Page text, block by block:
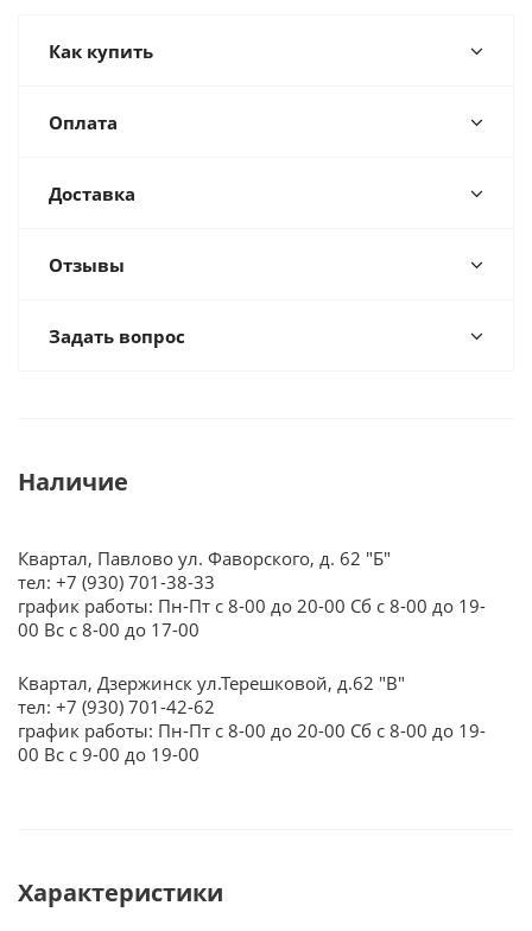
Как купить
Оплата
Доставка
Отзывы
Задать вопрос
Наличие
Квартал, Павлово ул. Фаворского, д. 62 "Б"
тел: +7 (930) 701-38-33
график работы: Пн-Пт с 8-00 до 20-00 Сб с 8-00 до 19-
00 Вс с 8-00 до 17-00
Квартал, Дзержинск ул.Терешковой, д.62 "В"
тел: +7 (930) 701-42-62
график работы: Пн-Пт с 8-00 до 20-00 Сб с 8-00 до 19-
00 Вс с 9-00 до 19-00
Характеристики